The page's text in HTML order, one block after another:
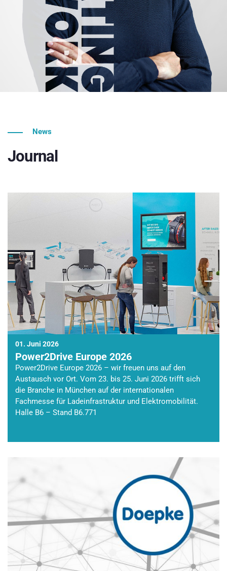
News
Journal
01. Juni 2026
Power2Drive Europe 2026
Power2Drive Europe 2026 – wir freuen uns auf den
Austausch vor Ort. Vom 23. bis 25. Juni 2026 trifft sich
die Branche in München auf der internationalen
Fachmesse für Ladeinfrastruktur und Elektromobilität.
Halle B6 – Stand B6.771